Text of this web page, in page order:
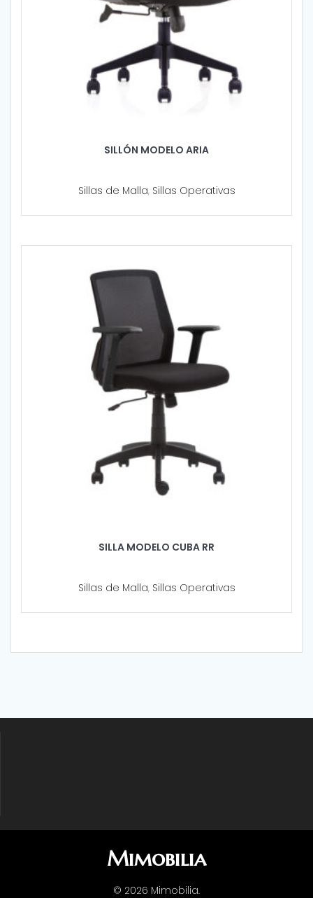
SILLÓN MODELO ARIA
Sillas de Malla, Sillas Operativas
SILLA MODELO CUBA RR
Sillas de Malla, Sillas Operativas
Mimobilia
© 2026 Mimobilia.